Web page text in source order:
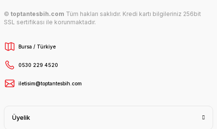
© toptantesbih.com Tüm hakları saklıdır. Kredi kartı bilgileriniz 256bit
SSL sertifikası ile korunmaktadır.
Bursa / Türkiye
0530 229 4520
iletisim@toptantesbih.com
Üyelik